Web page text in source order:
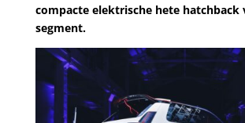
compacte elektrische hete hatchback
segment.